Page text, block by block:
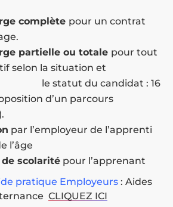
complète pour un contrat
partielle ou totale pour tout
selon la situation et
du candidat : 16
d’un parcours
par l’employeur de l’apprenti
l’âge
scolarité pour l’apprenant
pratique Employeurs : Aides
CLIQUEZ ICI